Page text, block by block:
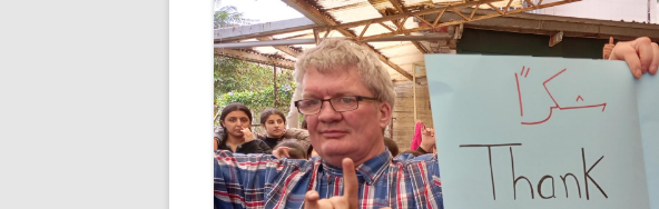
RISULTATI DEL 2024
RISULTATI DEL 2023
RISULTATI DEL 2022
RISULTATI DEL 2021
RISULTATI DEL 2020